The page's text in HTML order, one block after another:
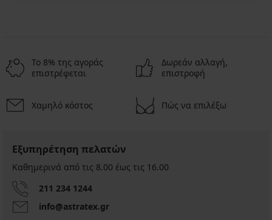
Το 8% της αγοράς
επιστρέφεται
Δωρεάν αλλαγή,
επιστροφή
Χαμηλό κόστος Πώς να επιλέξω
Εξυπηρέτηση πελατών
Καθημερινά από τις 8.00 έως τις 16.00
211 234 1244
info@astratex.gr